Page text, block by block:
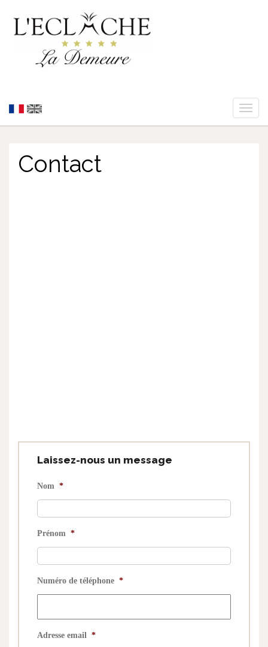
Toggle
Contact
Laissez-nous un message
Nom *
Prénom *
Numéro de téléphone *
Adresse email *